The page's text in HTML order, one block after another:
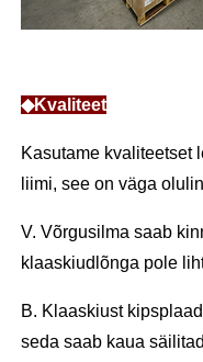
◆Kvaliteet
Kasutame kvaliteetset
liimi, see on väga
V. Võrgusilma saab
klaaskiudlõnga pole
B. Klaaskiust
seda saab kaua